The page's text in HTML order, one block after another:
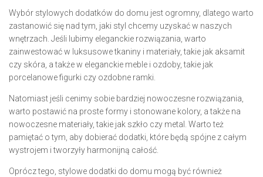
Wybór stylowych dodatków do domu jest ogromny, dlatego warto
zastanowić się nad tym, jaki styl chcemy uzyskać w naszych
wnętrzach. Jeśli lubimy eleganckie rozwiązania, warto
zainwestować w luksusowe tkaniny i materiały, takie jak aksamit
czy skóra, a także w eleganckie meble i ozdoby, takie jak
porcelanowe figurki czy ozdobne ramki.
Natomiast jeśli cenimy sobie bardziej nowoczesne rozwiązania,
warto postawić na proste formy i stonowane kolory, a także na
nowoczesne materiały, takie jak szkło czy metal. Warto też
pamiętać o tym, aby dobierać dodatki, które będą spójne z całym
wystrojem i tworzyły harmonijną całość.
Oprócz tego, stylowe dodatki do domu mogą być również